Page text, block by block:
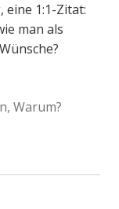
eine 1:1-Zitat:
man als
, Warum?